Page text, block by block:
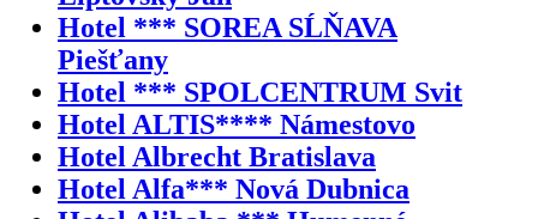
Hotel *** SOREA SĹŇAVA
Piešťany
Hotel *** SPOLCENTRUM Svit
Hotel ALTIS**** Námestovo
Hotel Albrecht Bratislava
Hotel Alfa*** Nová Dubnica